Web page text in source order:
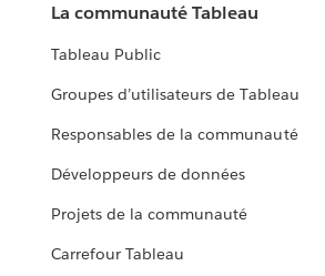
La communauté Tableau
Tableau Public
Groupes d’utilisateurs de Tableau
Responsables de la communauté
Développeurs de données
Projets de la communauté
Carrefour Tableau